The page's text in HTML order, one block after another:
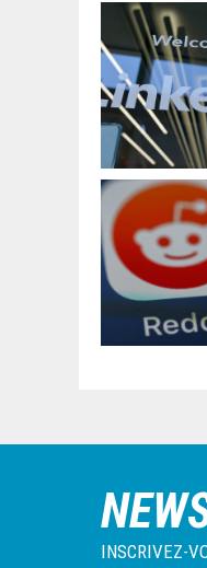
INSCRIVEZ-